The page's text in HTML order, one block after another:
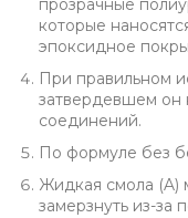
прозрачные
которые
эпоксидное
При правильном
затвердевшем он
соединений.
По формуле без
Жидкая смола (A)
замерзнуть из-за